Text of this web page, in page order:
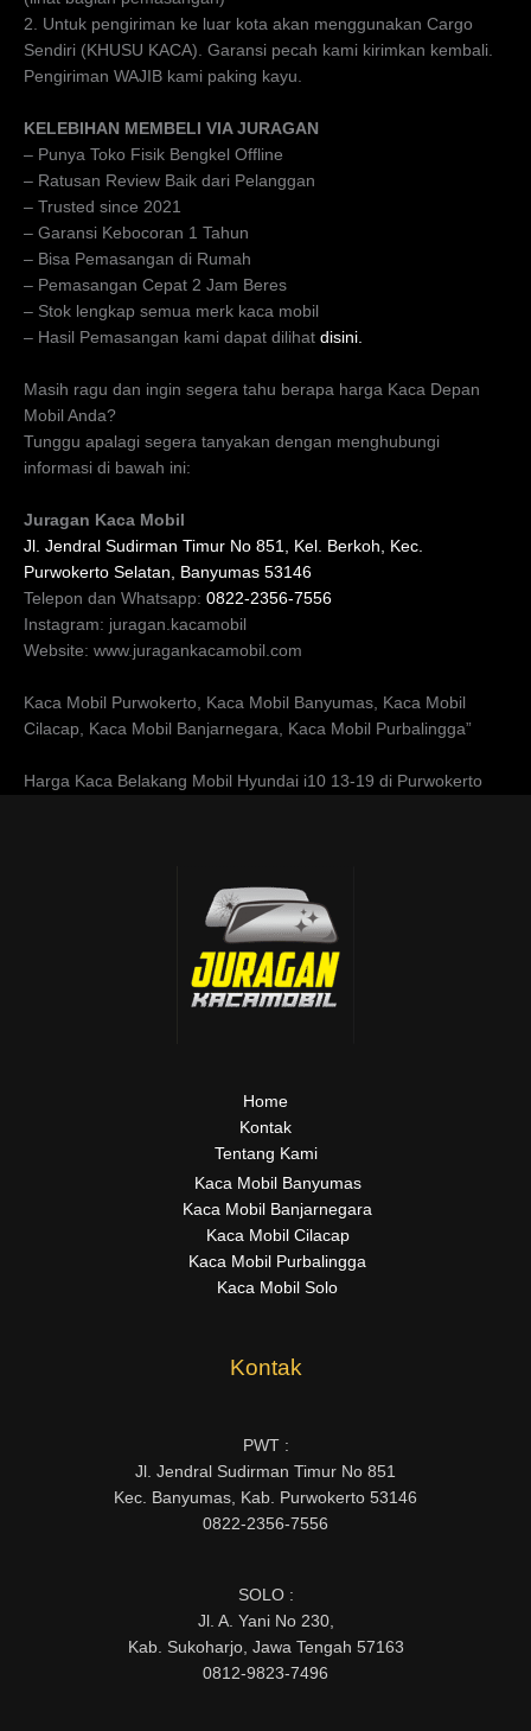
2. Untuk pengiriman ke luar kota akan menggunakan Cargo
Sendiri (KHUSU KACA). Garansi pecah kami kirimkan kembali.
Pengiriman WAJIB kami paking kayu.
KELEBIHAN MEMBELI VIA JURAGAN
– Punya Toko Fisik Bengkel Offline
– Ratusan Review Baik dari Pelanggan
– Trusted since 2021
– Garansi Kebocoran 1 Tahun
– Bisa Pemasangan di Rumah
– Pemasangan Cepat 2 Jam Beres
– Stok lengkap semua merk kaca mobil
– Hasil Pemasangan kami dapat dilihat disini.
Masih ragu dan ingin segera tahu berapa harga Kaca Depan
Mobil Anda?
Tunggu apalagi segera tanyakan dengan menghubungi
informasi di bawah ini:
Juragan Kaca Mobil
Jl. Jendral Sudirman Timur No 851, Kel. Berkoh, Kec.
Purwokerto Selatan, Banyumas 53146
Telepon dan Whatsapp: 0822-2356-7556
Instagram: juragan.kacamobil
Website: www.juragankacamobil.com
Kaca Mobil Purwokerto, Kaca Mobil Banyumas, Kaca Mobil
Cilacap, Kaca Mobil Banjarnegara, Kaca Mobil Purbalingga”
Harga Kaca Belakang Mobil Hyundai i10 13-19 di Purwokerto
Home
Kontak
Tentang Kami
Kaca Mobil Banyumas
Kaca Mobil Banjarnegara
Kaca Mobil Cilacap
Kaca Mobil Purbalingga
Kaca Mobil Solo
Kontak
PWT :
Jl. Jendral Sudirman Timur No 851
Kec. Banyumas, Kab. Purwokerto 53146
0822-2356-7556
SOLO :
Jl. A. Yani No 230,
Kab. Sukoharjo, Jawa Tengah 57163
0812-9823-7496